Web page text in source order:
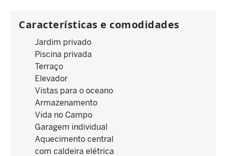
Características e comodidades
Jardim privado
Piscina privada
Terraço
Elevador
Vistas para o oceano
Armazenamento
Vida no Campo
Garagem individual
Aquecimento central
com caldeira elétrica